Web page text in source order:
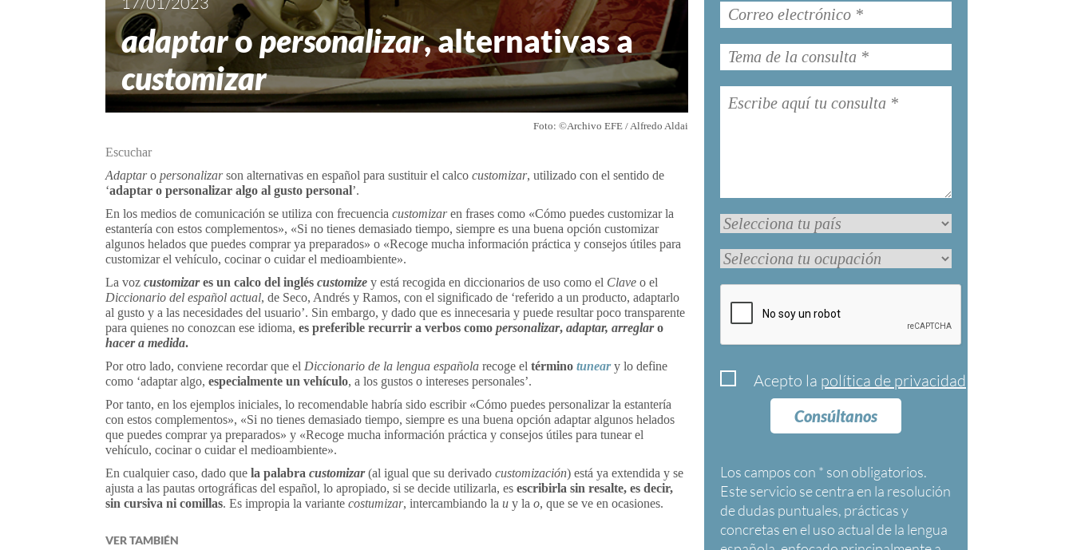
Acepto la política de privacidad
Consúltanos
Los campos con * son obligatorios
adaptaropersonalizar, alternativas a
customizar
Foto: ©Archivo EFE / Alfredo Aldai
Escuchar
Adaptaro personalizarson alternativas en español para sustituir el calco customizar, utilizado con el sentido de
‘adaptar o personalizar algo al gusto personal ’.
En los medios de comunicación se utiliza con frecuencia customizaren frases como «Cómo puedes customizar la
estantería con estos complementos», «Si no tienes demasiado tiempo, siempre es una buena opción customizar
algunos helados que puedes comprar ya preparados» o «Recoge mucha información práctica y consejos útiles para
customizar el vehículo, cocinar o cuidar el medioambiente».
La voz customizares un calco del inglés customize y está recogida en diccionarios de uso como el Clave o el
Diccionario del español actual, de Seco, Andrés y Ramos, con el significado de ‘referido a un producto, adaptarlo
al gusto y a las necesidades del usuario’. Sin embargo, y dado que es innecesaria y puede resultar poco transparente
para quienes no conozcan ese idioma, es preferible recurrir a verbos como personalizar, adaptar, arreglaro
hacer a medida.
Por otro lado, conviene recordar que el Diccionario de la lengua española recoge el término tuneary lo define
como ‘adaptar algo, especialmente un vehículo, a los gustos o intereses personales’.
Por tanto, en los ejemplos iniciales, lo recomendable habría sido escribir «Cómo puedes personalizar la estantería
con estos complementos», «Si no tienes demasiado tiempo, siempre es una buena opción adaptar algunos helados
que puedes comprar ya preparados» y «Recoge mucha información práctica y consejos útiles para tunear el
vehículo, cocinar o cuidar el medioambiente».
En cualquier caso, dado que la palabra customizar(al igual que su derivado customización) está ya extendida y se
ajusta a las pautas ortográficas del español, lo apropiado, si se decide utilizarla, es escribirla sin resalte, es decir,
sin cursiva ni comillas. Es impropia la variante costumizar, intercambiando la u y la o, que se ve en ocasiones.
VER TAMBIÉN